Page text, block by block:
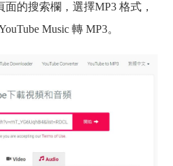
面的搜索欄，選擇MP3 格式，
Music 轉 MP3。